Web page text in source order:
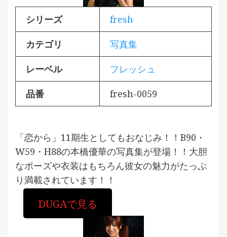
シリーズ fresh
カテゴリ 写真集
レーベル フレッシュ
品番 fresh-0059
「恋から」11期生としてもおなじみ！！B90・
W59・H88の本橋優華の写真集が登場！！大胆
なポーズや衣装はもちろん彼女の魅力がたっぷ
り満載されています！！
DUGAで見る